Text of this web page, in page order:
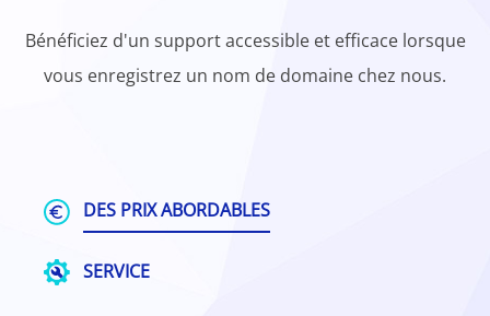
Bénéficiez d'un support accessible et efficace lorsque
vous enregistrez un nom de domaine chez nous.
DES PRIX ABORDABLES
SERVICE